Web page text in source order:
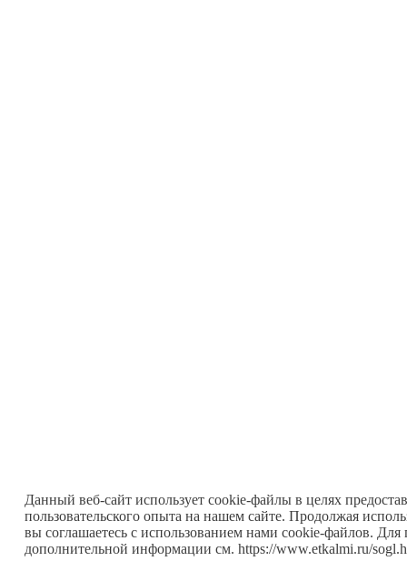
Данный веб-сайт использует cookie-файлы в целях
пользовательского опыта на нашем сайте. Продолжая
вы соглашаетесь с использованием нами cookie-файлов. Для
дополнительной информации см. https://www.etkalmi.ru/